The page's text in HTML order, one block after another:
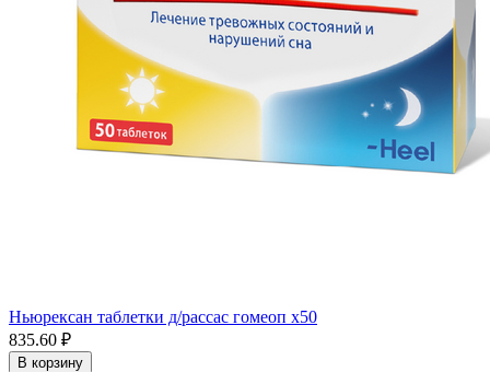
Ньюрексан таблетки д/рассас гомеоп x50
835.60 ₽
В корзину